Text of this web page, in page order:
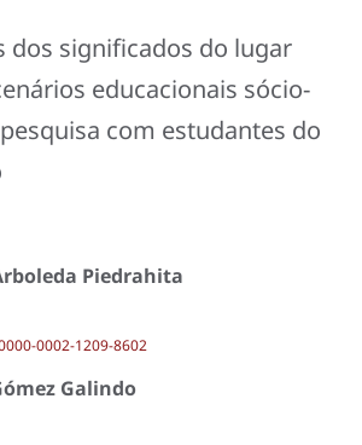
dos significados do lugar
educacionais sócio-
com estudantes do
Piedrahita
0002-1209-8602
Galindo